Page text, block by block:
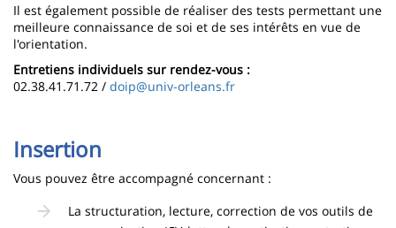
Il est également possible de réaliser des tests permettant une
meilleure connaissance de soi et de ses intérêts en vue de
l'orientation.
Entretiens individuels sur rendez-vous :
02.38.41.71.72 / doip@univ-orleans.fr
Insertion
Vous pouvez être accompagné concernant :
La structuration, lecture, correction de vos outils de